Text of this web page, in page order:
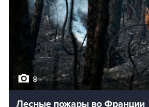
8
Лесные пожары во Франции